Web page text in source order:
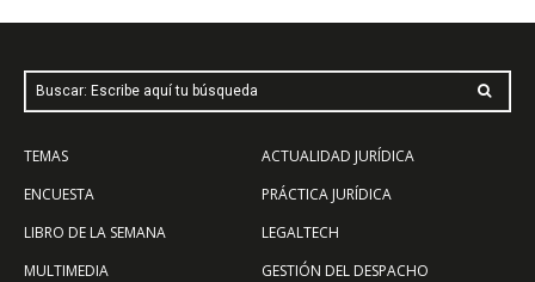
Buscar: Escribe aquí tu búsqueda
TEMAS
ENCUESTA
LIBRO DE LA SEMANA
MULTIMEDIA
ACTUALIDAD JURÍDICA
PRÁCTICA JURÍDICA
LEGALTECH
GESTIÓN DEL DESPACHO